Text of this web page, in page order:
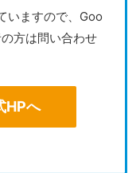
いますので、Goo
方は問い合わせ
HPへ